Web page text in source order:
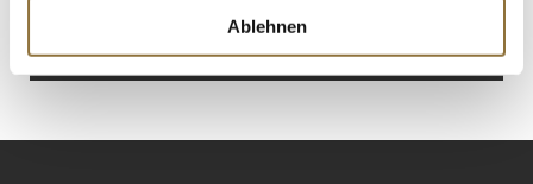
Ablehnen
Produkt nur für Gastronomiekunden verfügbar. i
St.